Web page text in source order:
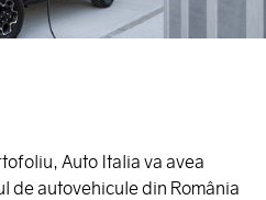
Auto Italia va avea
de autovehicule din România